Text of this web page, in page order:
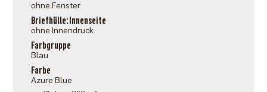
ohne Fenster
Briefhülle: Innenseite
ohne Innendruck
Farbgruppe
Blau
Farbe
Azure Blue